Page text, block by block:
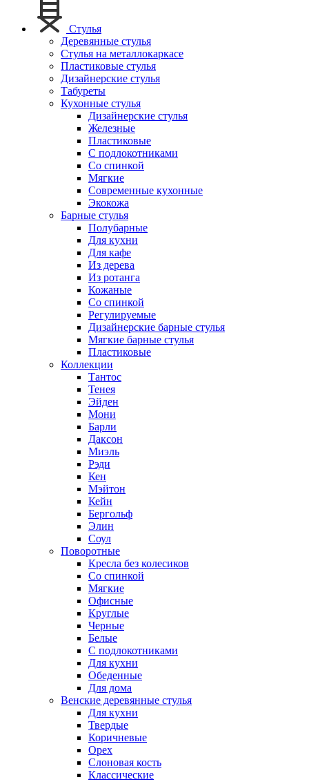
Стулья
Деревянные стулья
Стулья на металлокаркасе
Пластиковые стулья
Дизайнерские стулья
Табуреты
Кухонные стулья
Дизайнерские стулья
Железные
Пластиковые
С подлокотниками
Со спинкой
Мягкие
Современные кухонные
Экокожа
Барные стулья
Полубарные
Для кухни
Для кафе
Из дерева
Из ротанга
Кожаные
Со спинкой
Регулируемые
Дизайнерские барные стулья
Мягкие барные стулья
Пластиковые
Коллекции
Тантос
Тенея
Эйден
Мони
Барли
Даксон
Миэль
Рэди
Кен
Мэйтон
Кейн
Бергольф
Элин
Соул
Поворотные
Кресла без колесиков
Со спинкой
Мягкие
Офисные
Круглые
Черные
Белые
С подлокотниками
Для кухни
Обеденные
Для дома
Венские деревянные стулья
Для кухни
Твердые
Коричневые
Орех
Слоновая кость
Классические